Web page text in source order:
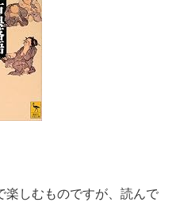
楽しむものですが、読んで